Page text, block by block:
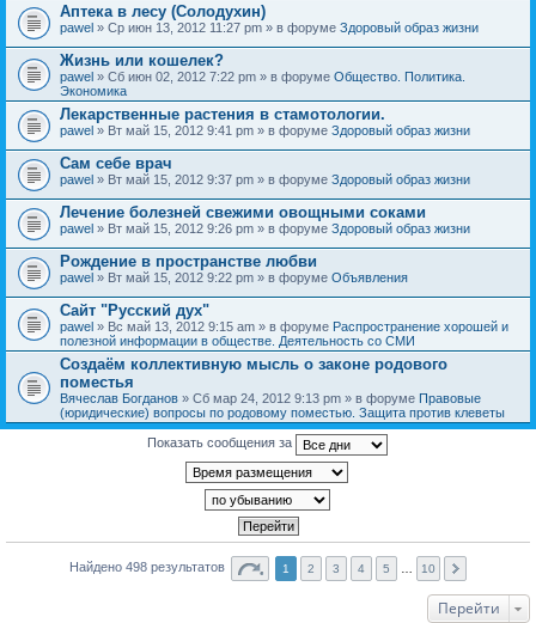
Аптека в лесу (Солодухин)
pawel » Ср июн 13, 2012 11:27 pm » в форуме Здоровый образ жизни
Жизнь или кошелек?
pawel » Сб июн 02, 2012 7:22 pm » в форуме Общество. Политика.
Экономика
Лекарственные растения в стамотологии.
pawel » Вт май 15, 2012 9:41 pm » в форуме Здоровый образ жизни
Сам себе врач
pawel » Вт май 15, 2012 9:37 pm » в форуме Здоровый образ жизни
Лечение болезней свежими овощными соками
pawel » Вт май 15, 2012 9:26 pm » в форуме Здоровый образ жизни
Рождение в пространстве любви
pawel » Вт май 15, 2012 9:22 pm » в форуме Объявления
Сайт "Русский дух"
pawel » Вс май 13, 2012 9:15 am » в форуме Распространение хорошей и
полезной информации в обществе. Деятельность со СМИ
Создаём коллективную мысль о законе родового
поместья
Вячеслав Богданов » Сб мар 24, 2012 9:13 pm » в форуме Правовые
(юридические) вопросы по родовому поместью. Защита против клеветы
Показать сообщения за
Найдено 498 результатов 1 2 3 4 5 10
Перейти